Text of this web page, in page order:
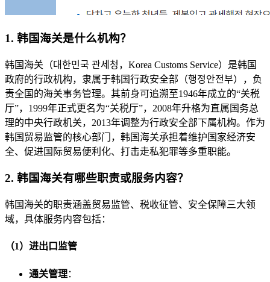
1. 韩国海关是什么机构？
韩国海关（대한민국 관세청，Korea Customs Service）是韩国
政府的行政机构，隶属于韩国行政安全部（행정안전부），负
责全国的海关事务管理。其前身可追溯至1946年成立的“关税
厅”，1999年正式更名为“关税厅”，2008年升格为直属国务总
理的中央行政机关，2013年调整为行政安全部下属机构。作为
韩国贸易监管的核心部门，韩国海关承担着维护国家经济安
全、促进国际贸易便利化、打击走私犯罪等多重职能。
2. 韩国海关有哪些职责或服务内容？
韩国海关的职责涵盖贸易监管、税收征管、安全保障三大领
域，具体服务内容包括：
（1）进出口监管
通关管理：